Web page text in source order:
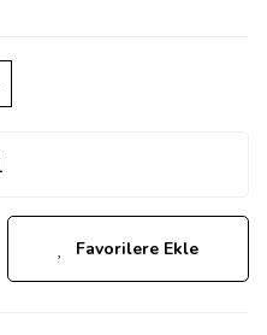
Favorilere Ekle